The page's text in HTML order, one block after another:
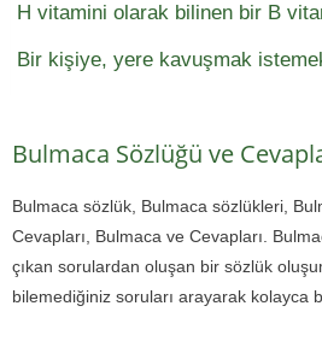
H vitamini olarak bilinen bir B
Bir kişiye, yere kavuşmak
Bulmaca Sözlüğü ve
Bulmaca sözlük, Bulmaca sözlükleri,
Cevapları, Bulmaca ve Cevapları.
çıkan sorulardan oluşan bir sözlük
bilemediğiniz soruları arayarak kolayca